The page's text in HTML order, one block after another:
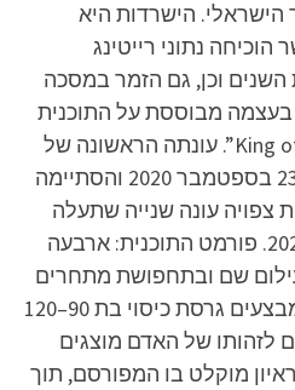
הישראלי. הישרדות היא
הוכיחה נתוני רייטינג
וכן, גם הזמר במסכה
מבוססת על התוכנית
הקוריאנית “King of Mask Singer”. עונתה הראשונה של
התוכנית עלתה לשידור ב-23 בספטמבר 2020 והסתיימה
לתוכנית צפויה עונה שנייה שתעלה
לשידור ב-16 באוקטובר 2021. פורמט התוכנית: ארבעה
שם ובתחפושת מתחרים
בתחרות שירה בכל פרק ומבצעים גרסת כיסוי בת 90–120
לזהותו של האדם מוצגים
מוקלט בו המפורסם, תוך